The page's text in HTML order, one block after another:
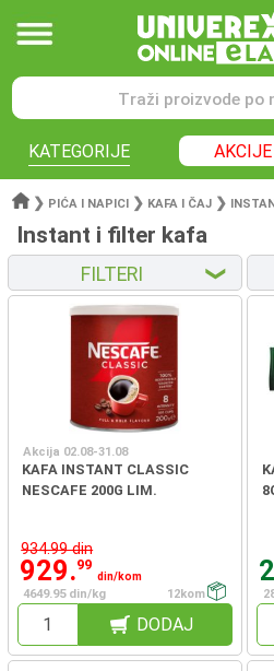
KATEGORIJE AKCIJE
❯ PIĆA I NAPICI ❯ KAFA I ČAJ ❯
Instant i filter kafa
FILTERI ❮
Akcija 02.08-31.08
KAFA INSTANT CLASSIC
NESCAFE 200G LIM.
934.99 din
929.99
din/kom
4649.95 din/kg
12kom
DODAJ